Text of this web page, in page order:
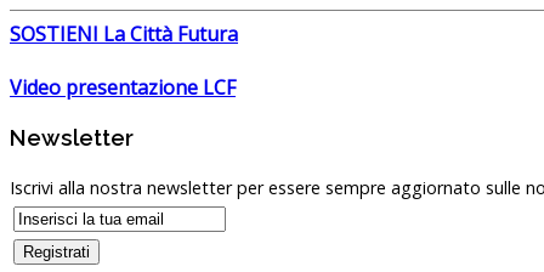
SOSTIENI La Città Futura
Video presentazione LCF
Newsletter
Iscrivi alla nostra newsletter per essere sempre aggiornato sulle